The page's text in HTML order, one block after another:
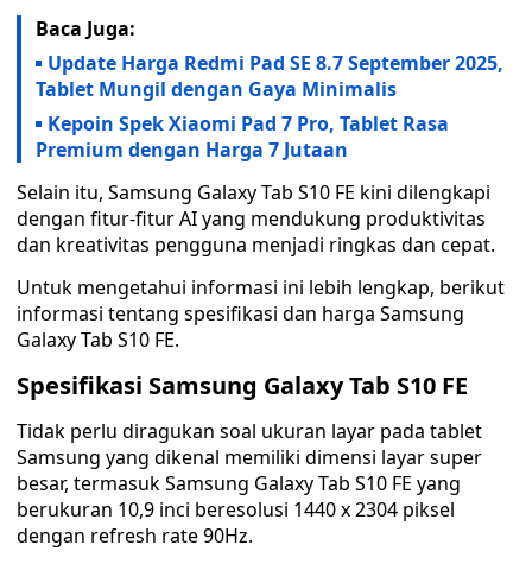
Baca Juga:
Update Harga Redmi Pad SE 8.7 September 2025,
Tablet Mungil dengan Gaya Minimalis
Kepoin Spek Xiaomi Pad 7 Pro, Tablet Rasa
Premium dengan Harga 7 Jutaan
Selain itu, Samsung Galaxy Tab S10 FE kini dilengkapi
dengan fitur-fitur AI yang mendukung produktivitas
dan kreativitas pengguna menjadi ringkas dan cepat.
Untuk mengetahui informasi ini lebih lengkap, berikut
informasi tentang spesifikasi dan harga Samsung
Galaxy Tab S10 FE.
Spesifikasi Samsung Galaxy Tab S10 FE
Tidak perlu diragukan soal ukuran layar pada tablet
Samsung yang dikenal memiliki dimensi layar super
besar, termasuk Samsung Galaxy Tab S10 FE yang
berukuran 10,9 inci beresolusi 1440 x 2304 piksel
dengan refresh rate 90Hz.